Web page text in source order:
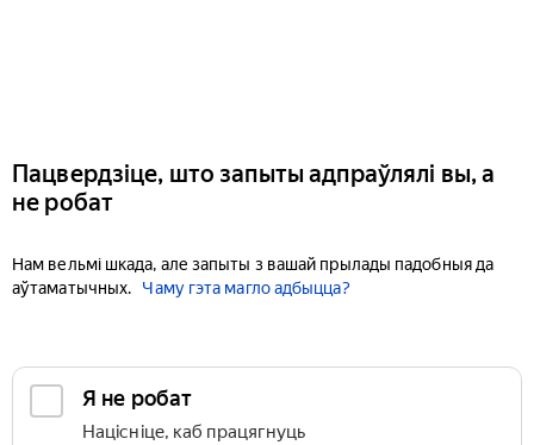
Пацвердзіце, што запыты адпраўлялі вы, а
не робат
Нам вельмі шкада, але запыты з вашай прылады падобныя да
аўтаматычных.
Чаму гэта магло адбыцца?
Я не робат
Націсніце, каб працягнуць